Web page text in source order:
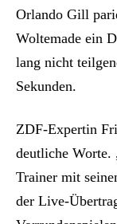
Orlando Gill
Woltemade ein
lang nicht
Sekunden.
ZDF-Expertin
deutliche
Trainer mit
der Live-